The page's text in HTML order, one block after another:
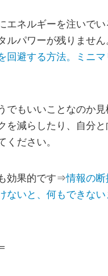
エネルギーを注いで
ルパワーが残りませ
回避する方法。ミニ
でもいいことなのか
を減らしたり、自分と
ください。
効果的です⇒情報の断
ないと、何もできな